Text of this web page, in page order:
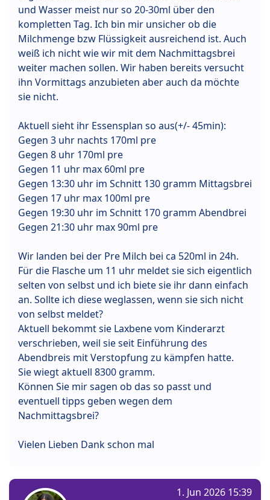
und Wasser meist nur so 20-30ml über den
kompletten Tag. Ich bin mir unsicher ob die
Milchmenge bzw Flüssigkeit ausreichend ist. Auch
weiß ich nicht wie wir mit dem Nachmittagsbrei
weiter machen sollen. Wir haben bereits versucht
ihn Vormittags anzubieten aber auch da möchte
sie nicht.
Aktuell sieht ihr Essensplan so aus(+/- 45min):
Gegen 3 uhr nachts 170ml pre
Gegen 8 uhr 170ml pre
Gegen 11 uhr max 60ml pre
Gegen 13:30 uhr im Schnitt 130 gramm Mittagsbrei
Gegen 17 uhr max 100ml pre
Gegen 19:30 uhr im Schnitt 170 gramm Abendbrei
Gegen 21:30 uhr max 90ml pre
Wir landen bei der Pre Milch bei ca 520ml in 24h.
Für die Flasche um 11 uhr meldet sie sich eigentlich
selten von selbst und ich biete sie ihr dann einfach
an. Sollte ich diese weglassen, wenn sie sich nicht
von selbst meldet?
Aktuell bekommt sie Laxbene vom Kinderarzt
verschrieben, weil sie seit Einführung des
Abendbreis mit Verstopfung zu kämpfen hatte.
Sie wiegt aktuell 8300 gramm.
Können Sie mir sagen ob das so passt und
eventuell tipps geben wegen dem
Nachmittagsbrei?
Vielen Lieben Dank schon mal
1. Jun 2026 15:39